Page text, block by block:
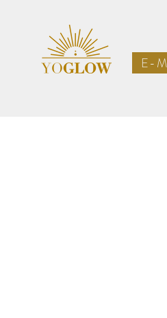
E-